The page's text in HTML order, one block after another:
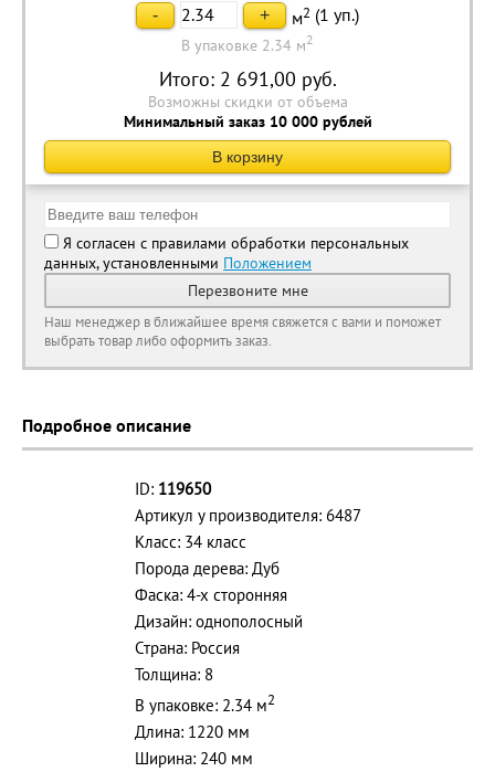
- + м2 (1 уп.)
В упаковке 2.34 м2
Итого: 2 691,00 руб.
Возможны скидки от объема
Минимальный заказ 10 000 рублей
В корзину
Я согласен с правилами обработки персональных
данных, установленными Положением
Перезвоните мне
Наш менеджер в ближайшее время свяжется с вами и поможет
выбрать товар либо оформить заказ.
Подробное описание
ID: 119650
Артикул у производителя: 6487
Класс: 34 класс
Порода дерева: Дуб
Фаска: 4-х сторонняя
Дизайн: однополосный
Страна: Россия
Толщина: 8
В упаковке: 2.34 м2
Длина: 1220 мм
Ширина: 240 мм